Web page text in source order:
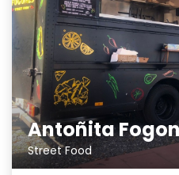
Antoñita
Street Food